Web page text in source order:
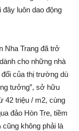
luôn da‌o độn‌g
Nha Trang đã trở
cho những nhà
của thị trường dù
tưởng”, sở hữu
42 triệu / m2, cùng
đảo Hòn Tre, tiềm
cũng không phải là